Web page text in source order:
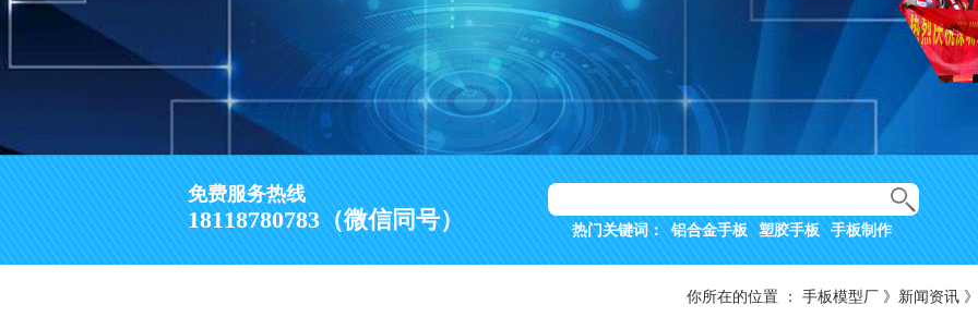
免费服务热线
18118780783（微信同号） 热门关键词： 铝合金手板 塑胶手板 手板制作
你所在的位置 ： 手板模型厂 》 新闻资讯 》